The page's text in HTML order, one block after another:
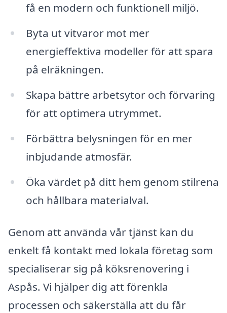
få en modern och funktionell miljö.
Byta ut vitvaror mot mer
energieffektiva modeller för att spara
på elräkningen.
Skapa bättre arbetsytor och förvaring
för att optimera utrymmet.
Förbättra belysningen för en mer
inbjudande atmosfär.
Öka värdet på ditt hem genom stilrena
och hållbara materialval.
Genom att använda vår tjänst kan du
enkelt få kontakt med lokala företag som
specialiserar sig på köksrenovering i
Aspås. Vi hjälper dig att förenkla
processen och säkerställa att du får